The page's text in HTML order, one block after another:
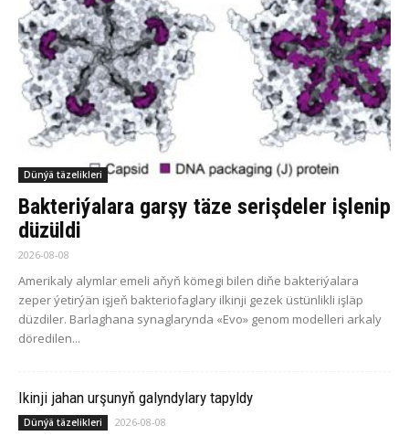
Dünýä täzelikleri
Bakteriýalara garşy täze serişdeler işlenip
düzüldi
2026-08-08
Amerikaly alymlar emeli aňyň kömegi bilen diňe bakteriýalara
zeper ýetirýän işjeň bakteriofaglary ilkinji gezek üstünlikli işläp
düzdiler. Barlaghana synaglarynda «Evo» genom modelleri arkaly
döredilen...
Ikinji jahan urşunyň galyndylary tapyldy
Dünýä täzelikleri 2026-08-08